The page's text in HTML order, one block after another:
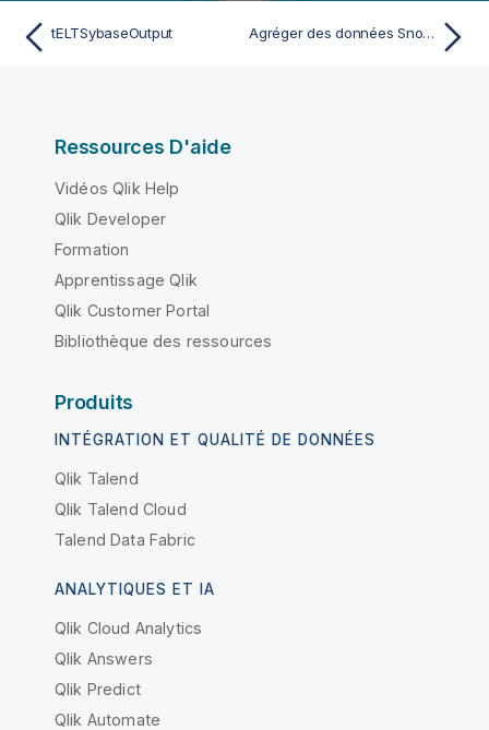
tELTSybaseOutput Agréger des données Snowflake à l'aide des composants ELT
Ressources D'aide
Vidéos Qlik Help
Qlik Developer
Formation
Apprentissage Qlik
Qlik Customer Portal
Bibliothèque des ressources
Produits
INTÉGRATION ET QUALITÉ DE DONNÉES
Qlik Talend
Qlik Talend Cloud
Talend Data Fabric
ANALYTIQUES ET IA
Qlik Cloud Analytics
Qlik Answers
Qlik Predict
Qlik Automate